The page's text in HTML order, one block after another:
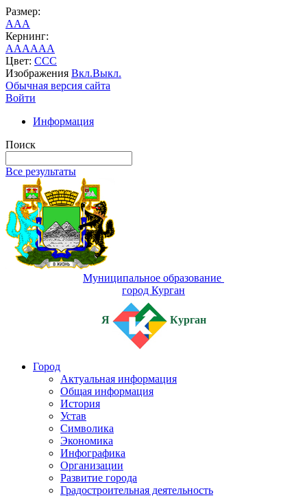
Размер:
AAA
Кернинг:
AAAAAA
Цвет: CCC
Изображения Вкл.Выкл.
Обычная версия сайта
Войти
Информация
Поиск
Все результаты
Муниципальное образование
город Курган
Я Курган
Город
Актуальная информация
Общая информация
История
Устав
Символика
Экономика
Инфографика
Организации
Развитие города
Градостроительная деятельность